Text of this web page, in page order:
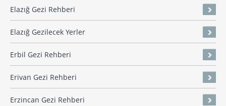
Elazığ Gezi Rehberi
Elazığ Gezilecek Yerler
Erbil Gezi Rehberi
Erivan Gezi Rehberi
Erzincan Gezi Rehberi